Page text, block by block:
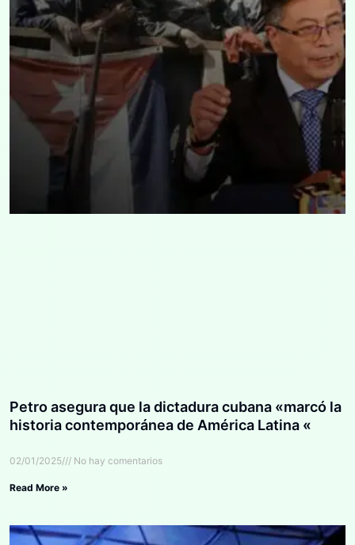
Petro asegura que la dictadura cubana «marcó la
historia contemporánea de América Latina «
02/01/2025 No hay comentarios
Read More »